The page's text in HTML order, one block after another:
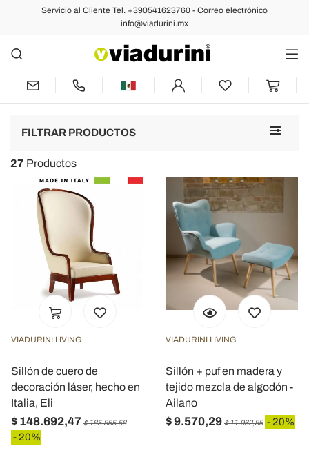
Servicio al Cliente Tel. +390541623760 - Correo electrónico
info@viadurini.mx
Sillones vintage, hecho de cuero
ecológico y tela
Toggle
FILTRAR PRODUCTOS
27 Productos
VIADURINI LIVING
Sillón de cuero de
decoración láser, hecho en
Italia, Eli
$ 148.692,47 $ 185.865,58
- 20%
VIADURINI LIVING
Sillón + puf en madera y
tejido mezcla de algodón -
Ailano
$ 9.570,29 $ 11.962,86 - 20%